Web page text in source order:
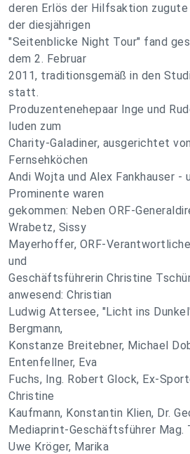
deren Erlös der Hilfsaktion zugute
der diesjährigen
"Seitenblicke Night Tour" fand
dem 2. Februar
2011, traditionsgemäß in den
statt.
Produzentenehepaar Inge und
luden zum
Charity-Galadiner, ausgerichtet
Fernsehköchen
Andi Wojta und Alex Fankhauser -
Prominente waren
gekommen: Neben ORF-
Wrabetz, Sissy
Mayerhoffer, ORF-
und
Geschäftsführerin Christine
anwesend: Christian
Ludwig Attersee, "Licht ins
Bergmann,
Konstanze Breitebner, Michael
Entenfellner, Eva
Fuchs, Ing. Robert Glock, Ex-
Christine
Kaufmann, Konstantin Klien, Dr.
Mediaprint-Geschäftsführer Mag.
Uwe Kröger, Marika